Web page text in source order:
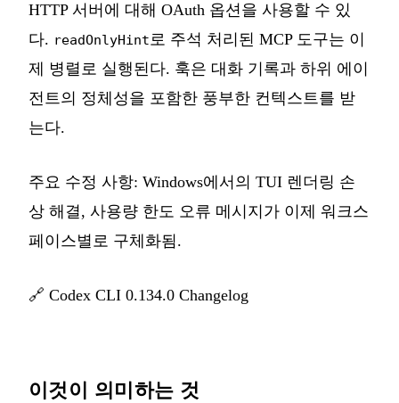
HTTP 서버에 대해 OAuth 옵션을 사용할 수 있
다. readOnlyHint로 주석 처리된 MCP 도구는 이
제 병렬로 실행된다. 훅은 대화 기록과 하위 에이
전트의 정체성을 포함한 풍부한 컨텍스트를 받
는다.
주요 수정 사항: Windows에서의 TUI 렌더링 손
상 해결, 사용량 한도 오류 메시지가 이제 워크스
페이스별로 구체화됨.
🔗 Codex CLI 0.134.0 Changelog
이것이 의미하는 것